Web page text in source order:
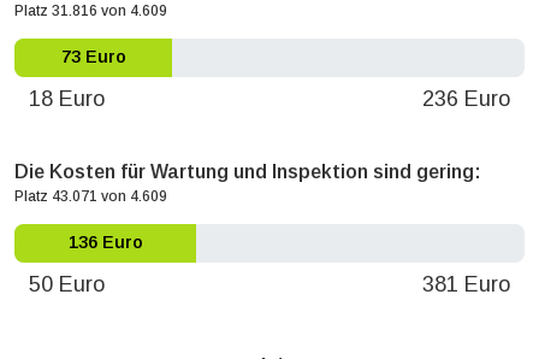
Platz 31.816 von 4.609
73 Euro
18 Euro 236 Euro
Die Kosten für Wartung und Inspektion sind gering:
Platz 43.071 von 4.609
136 Euro
50 Euro 381 Euro